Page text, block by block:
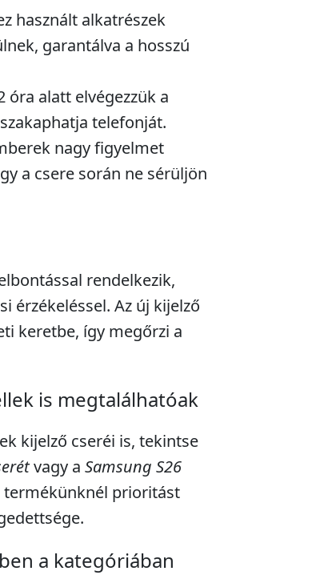
használt alkatrészek
garantálva a hosszú
óra alatt elvégezzük a
telefonját.
nagy figyelmet
a csere során ne sérüljön
rendelkezik,
érzékeléssel. Az új kijelző
keretbe, így megőrzi a
is megtalálhatóak
kijelző cseréi is, tekintse
vagy a Samsung S26
termékünknél prioritást
a kategóriában